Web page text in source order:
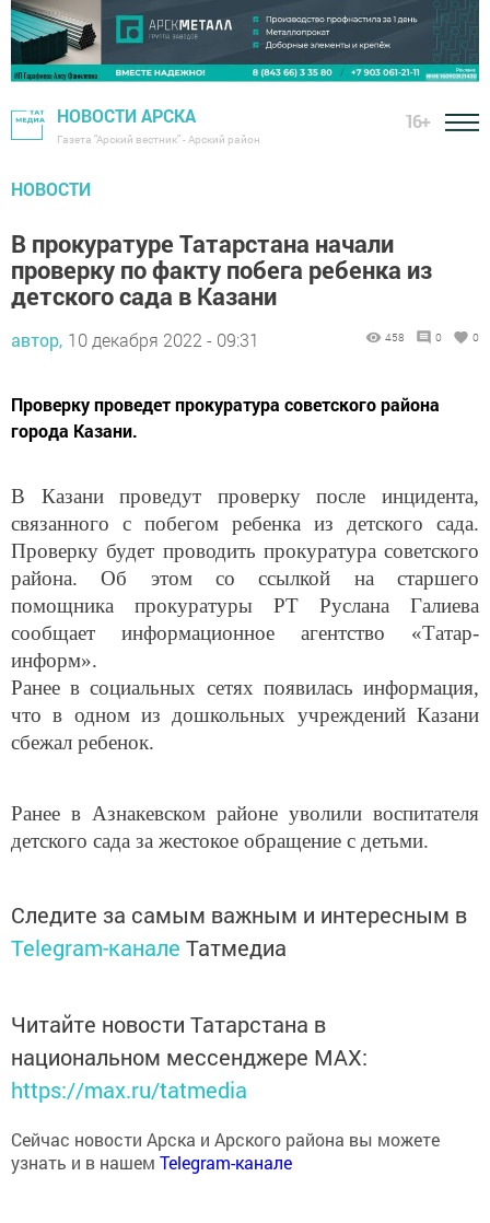
НОВОСТИ АРСКА
Газета "Арский вестник" - Арский район
16+
НОВОСТИ
В прокуратуре Татарстана начали
проверку по факту побега ребенка из
детского сада в Казани
автор, 10 декабря 2022 - 09:31 458 0 0
Проверку проведет прокуратура советского района
города Казани.
В Казани проведут проверку после инцидента,
связанного с побегом ребенка из детского сада.
Проверку будет проводить прокуратура советского
района. Об этом со ссылкой на старшего
помощника прокуратуры РТ Руслана Галиева
сообщает информационное агентство «Татар-
информ».
Ранее в социальных сетях появилась информация,
что в одном из дошкольных учреждений Казани
сбежал ребенок.
Ранее в Азнакевском районе уволили воспитателя
детского сада за жестокое обращение с детьми.
Следите за самым важным и интересным в
Telegram-канале Татмедиа
Читайте новости Татарстана в
национальном мессенджере MАХ:
https://max.ru/tatmedia
Сейчас новости Арска и Арского района вы можете
узнать и в нашем Telegram-канале